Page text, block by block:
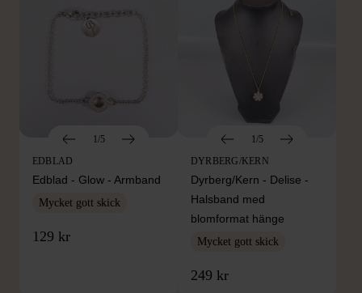
1/5
EDBLAD
Edblad - Glow - Armband
Mycket gott skick
129 kr
1/5
DYRBERG/KERN
Dyrberg/Kern - Delise -
Halsband med
blomformat hänge
Mycket gott skick
249 kr